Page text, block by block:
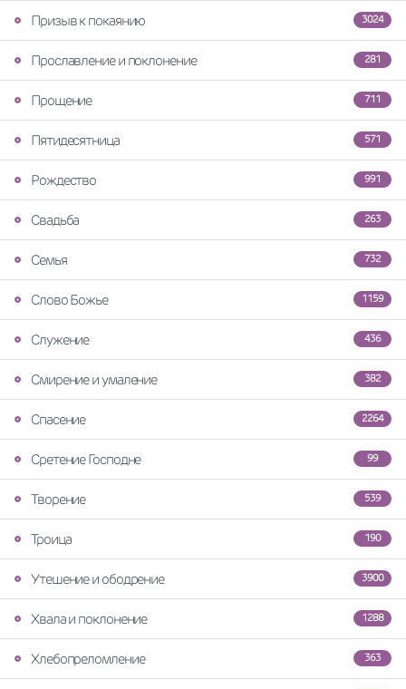
3024
Призыв к покаянию
281
Прославление и поклонение
711
Прощение
571
Пятидесятница
991
Рождество
263
Свадьба
732
Семья
1159
Слово Божье
436
Служение
382
Смирение и умаление
2264
Спасение
99
Сретение Господне
539
Творение
190
Троица
3900
Утешение и ободрение
1288
Хвала и поклонение
363
Хлебопреломление